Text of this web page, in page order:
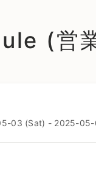
(営業
03 (Sat) - 2025-05-